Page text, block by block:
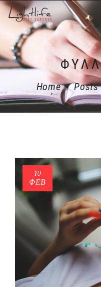
Home - Posts
10
ΦΕΒ